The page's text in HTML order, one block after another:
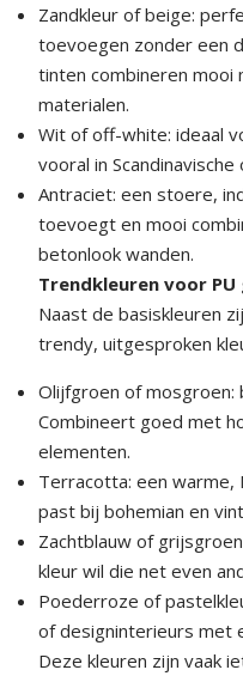
Zandkleur of beige:
toevoegen zonder een
tinten combineren mooi
materialen.
Wit of off-white: ideaal
vooral in
Antraciet: een stoere,
toevoegt en mooi
betonlook wanden.
Trendkleuren voor
Naast de basiskleuren
trendy, uitgesproken
Olijfgroen of mosgroen:
Combineert goed met
elementen.
Terracotta: een warme,
past bij bohemian en
Zachtblauw of
kleur wil die net even
Poederroze of
of designinterieurs met
Deze kleuren zijn vaak